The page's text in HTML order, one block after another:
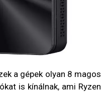
a gépek olyan 8 magos
is kínálnak, ami Ryzen